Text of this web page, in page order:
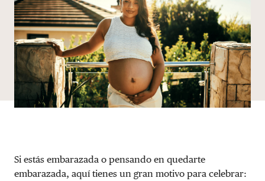
Si estás embarazada o pensando en quedarte
embarazada, aquí tienes un gran motivo para celebrar: